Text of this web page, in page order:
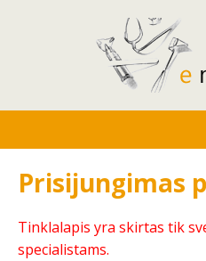
Prisijungimas
Tinklalapis yra skirtas tik
specialistams.